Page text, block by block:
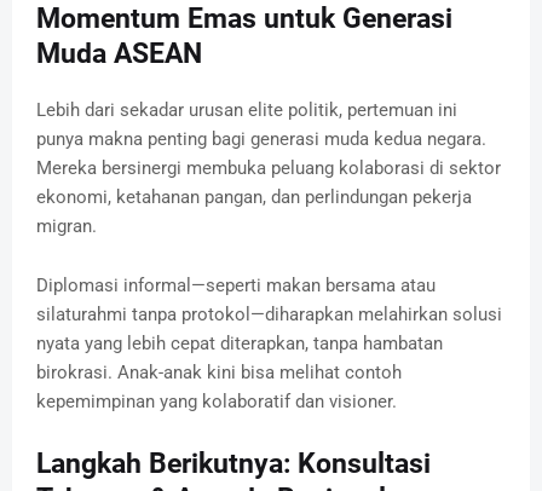
Momentum Emas untuk Generasi
Muda ASEAN
Lebih dari sekadar urusan elite politik, pertemuan ini
punya makna penting bagi generasi muda kedua negara.
Mereka bersinergi membuka peluang kolaborasi di sektor
ekonomi, ketahanan pangan, dan perlindungan pekerja
migran.
Diplomasi informal—seperti makan bersama atau
silaturahmi tanpa protokol—diharapkan melahirkan solusi
nyata yang lebih cepat diterapkan, tanpa hambatan
birokrasi. Anak-anak kini bisa melihat contoh
kepemimpinan yang kolaboratif dan visioner.
Langkah Berikutnya: Konsultasi